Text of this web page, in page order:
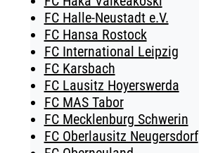
FC Halle-Neustadt e.V.
FC Hansa Rostock
FC International Leipzig
FC Karsbach
FC Lausitz Hoyerswerda
FC MAS Tabor
FC Mecklenburg Schwerin
FC Oberlausitz Neugersdorf